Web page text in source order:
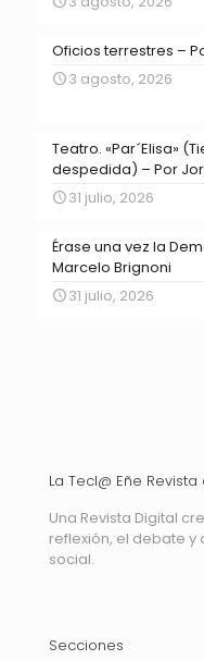
Oficios terrestres –
3 agosto, 2026
Teatro. «Par´Elisa»
despedida) – Por
31 julio, 2026
Érase una vez la
Marcelo Brignoni
31 julio, 2026
La Tecl@ Eñe
Una Revista Digital
reflexión, el debate
social.
Secciones